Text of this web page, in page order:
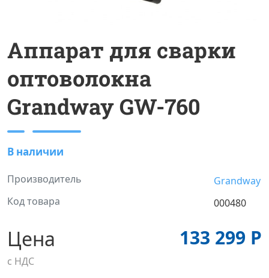
Аппарат для сварки
оптоволокна
Grandway GW-760
В наличии
Производитель
Grandway
Код товара
000480
Цена
с НДС
133 299 Р